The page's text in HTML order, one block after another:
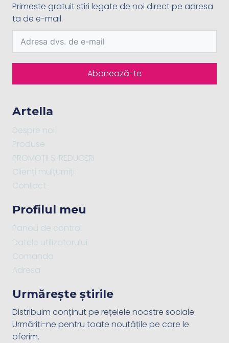
Urmărește știrile
Distribuim conținut pe rețelele noastre sociale.
Urmăriți-ne pentru toate noutățile pe care le
oferim.
Profilul meu
Panou de control
Datele utilizatorului
Comanda
Adresa
Artella
Despre noi
Produse
PROMOȚII ȘI REDUCERI
Clienți mulțumiți
Contact
Primește gratuit știri legate de noi direct pe adresa
ta de e-mail.
Abonează-te